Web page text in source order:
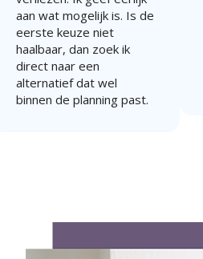
aan wat mogelijk is. Is de
eerste keuze niet
haalbaar, dan zoek ik
direct naar een
alternatief dat wel
binnen de planning past.